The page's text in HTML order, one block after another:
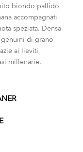
biondo pallido,
accompagnati
speziata. Densa
genuini di grano
ai lieviti
millenarie.